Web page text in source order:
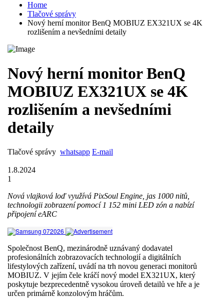
Home
Tlačové správy
Nový herní monitor BenQ MOBIUZ EX321UX se 4K
rozlišením a nevšedními detaily
Nový herní monitor BenQ
MOBIUZ EX321UX se 4K
rozlišením a nevšedními
detaily
Tlačové správy whatsapp E-mail
1.8.2024
1
Nová vlajková loď využívá PixSoul Engine, jas 1000 nitů,
technologii zobrazení pomocí 1 152 mini LED zón a nabízí
připojení eARC
Společnost BenQ, mezinárodně uznávaný dodavatel
profesionálních zobrazovacích technologií a digitálních
lifestylových zařízení, uvádí na trh novou generaci monitorů
MOBIUZ. V jejím čele kráčí nový model EX321UX, který
poskytuje bezprecedentně vysokou úroveň detailů ve hře a je
určen primárně konzolovým hráčům.